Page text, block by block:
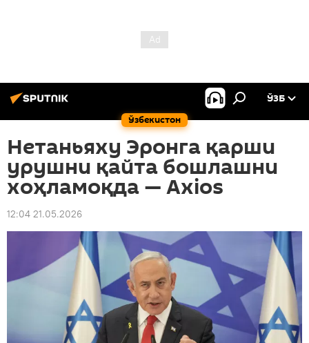
Ўзбекистон
ЎЗБ
Нетаньяху Эронга қарши
урушни қайта бошлашни
хоҳламоқда — Axios
12:04 21.05.2026